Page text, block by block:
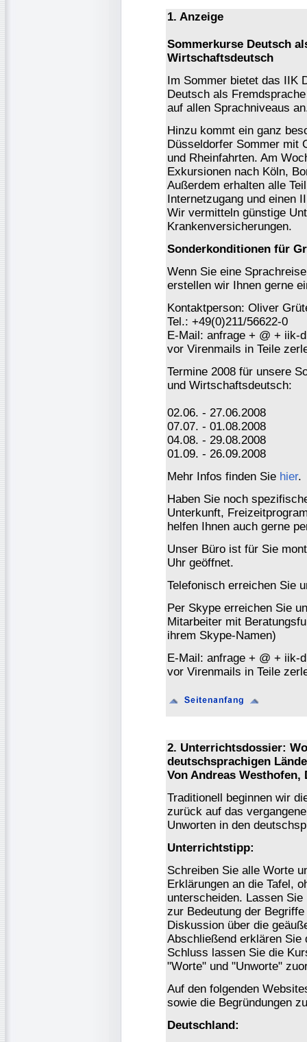
1. Anzeige
Sommerkurse Deutsch
Wirtschaftsdeutsch
Im Sommer bietet das IIK
Deutsch als
auf allen Sprachniveaus
Hinzu kommt ein ganz
Düsseldorfer Sommer mit
und Rheinfahrten. Am
Exkursionen nach Köln,
Außerdem erhalten alle
Internetzugang und einen
Wir vermitteln günstige
Krankenversicherungen.
Sonderkonditionen für
Wenn Sie eine
erstellen wir Ihnen gerne
Kontaktperson: Oliver
Tel.: +49(0)211/56622-0
E-Mail: anfrage + @ + iik-
vor Virenmails in Teile
Termine 2008 für unsere
und Wirtschaftsdeutsch:
02.06. - 27.06.2008
07.07. - 01.08.2008
04.08. - 29.08.2008
01.09. - 26.09.2008
Mehr Infos finden Sie hier.
Haben Sie noch
Unterkunft,
helfen Ihnen auch gerne
Unser Büro ist für Sie
Uhr geöffnet.
Telefonisch erreichen Sie
Per Skype erreichen Sie
Mitarbeiter mit
ihrem Skype-Namen)
E-Mail: anfrage + @ + iik-
vor Virenmails in Teile
2. Unterrichtsdossier:
deutschsprachigen
Von Andreas Westhofen,
Traditionell beginnen wir
zurück auf das
Unworten in den
Unterrichtstipp:
Schreiben Sie alle Worte
Erklärungen an die Tafel,
unterscheiden. Lassen
zur Bedeutung der
Diskussion über die
Abschließend erklären Sie
Schluss lassen Sie die
"Worte" und "Unworte"
Auf den folgenden
sowie die Begründungen
Deutschland: